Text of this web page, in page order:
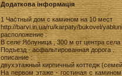
Додаткова інформація
1 Частный дом c камином на 10 мест
http://barvi.in.ua/ru/karpaty/bukovel/
расположение :
В селе Яблуница , 300 м от центра села
Подъезд - асфальтированная дорога .
описание :
двухэтажный кирпичный коттедж
На первом этаже - гостиная с камином